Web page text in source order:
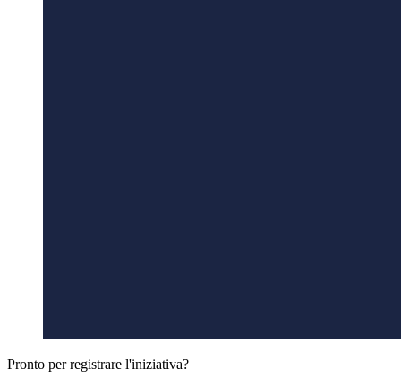
Pronto per registrare l'iniziativa?